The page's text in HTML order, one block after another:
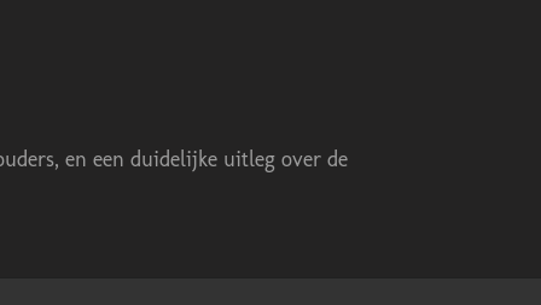
en een duidelijke uitleg over de